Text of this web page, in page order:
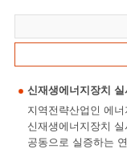
신재생에너지장치
지역전략산업인 에
신재생에너지장치
공동으로 실증하는